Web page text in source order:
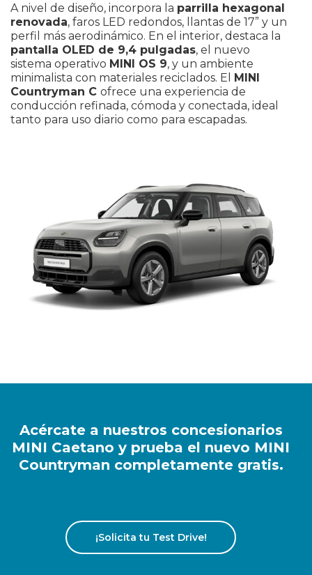
Elige tu provincia*
He leído y
He leído y acepto
Sí, deseo recibir comunicaciones comerciales
de Caetano Retail España y de grupo Salvador
Caetano Auto pudiendo estar basadas en mi
comportamiento y preferencias personales.
A nivel de diseño, incorpora la parrilla hexagonal
renovada, faros LED redondos, llantas de 17” y un
perfil más aerodinámico. En el interior, destaca la
pantalla OLED de 9,4 pulgadas, el nuevo
sistema operativo MINI OS 9, y un ambiente
minimalista con materiales reciclados. El MINI
Countryman C ofrece una experiencia de
conducción refinada, cómoda y conectada, ideal
tanto para uso diario como para escapadas.
Acércate a nuestros concesionarios
MINI Caetano y prueba el nuevo MINI
Countryman completamente gratis.
¡Solicita tu Test Drive!